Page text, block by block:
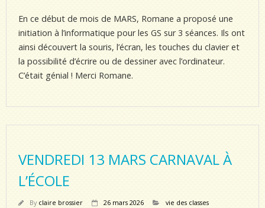
En ce début de mois de MARS, Romane a proposé une
initiation à l’informatique pour les GS sur 3 séances. Ils ont
ainsi découvert la souris, l’écran, les touches du clavier et
la possibilité d’écrire ou de dessiner avec l’ordinateur.
C’était génial ! Merci Romane.
VENDREDI 13 MARS CARNAVAL À
L’ÉCOLE
By claire brossier 26 mars 2026
vie des classes